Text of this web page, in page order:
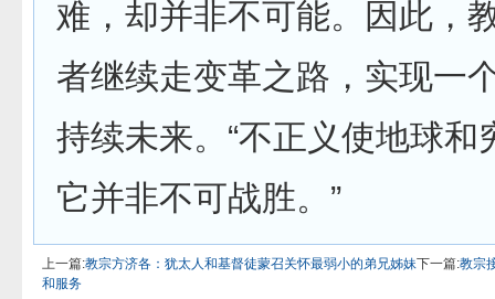
难，却并非不可能。因此，
者继续走变革之路，实现一
持续未来。“不正义使地球和
它并非不可战胜。”
上一篇:教宗方济各：犹太人和基督徒蒙召关怀最弱小的弟兄姊妹下一篇:教宗
和服务